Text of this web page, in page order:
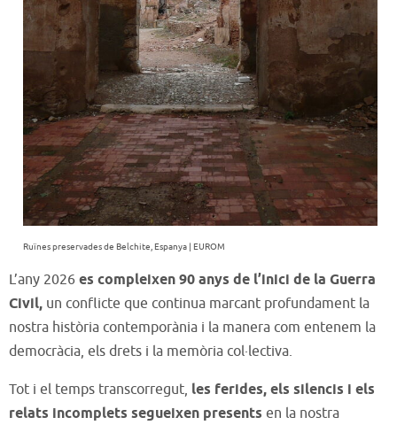
Ruïnes preservades de Belchite, Espanya | EUROM
L’any 2026 es compleixen 90 anys de l’inici de la Guerra
Civil, un conflicte que continua marcant profundament la
nostra història contemporània i la manera com entenem la
democràcia, els drets i la memòria col·lectiva.
Tot i el temps transcorregut, les ferides, els silencis i els
relats incomplets segueixen presents en la nostra